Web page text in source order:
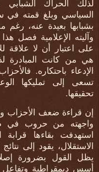
لذلك الحراك
السياسي وبلغ قمته في
بشبابها بعيدة عنه، رغم
وآليته الإعلامية فصل
على اعتبار أن لا علاقة
هي من كانت المبادرة
الإدعاء باحتكاره.
تسعى إلى تمليكها
تحقيقها.
إن قراءة ضعف الأحزاب
واجهته من حروب في
استهدفت بقاءها
الاستقلال، يقود إلى
يظل القول بضرورة
أسس ديمقراطية وتفاعل